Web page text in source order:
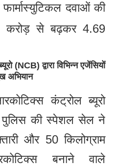
दवाओं की
करोड़ से बढ़कर 4.69
(NCB) द्वारा विभिन्न एजेंसियों
अभियान
कंट्रोल ब्यूरो
पुलिस की स्पेशल सेल ने
और 50 किलोग्राम
बनाने वाले